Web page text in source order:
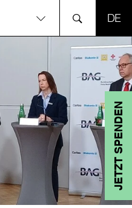
JETZT SPENDEN